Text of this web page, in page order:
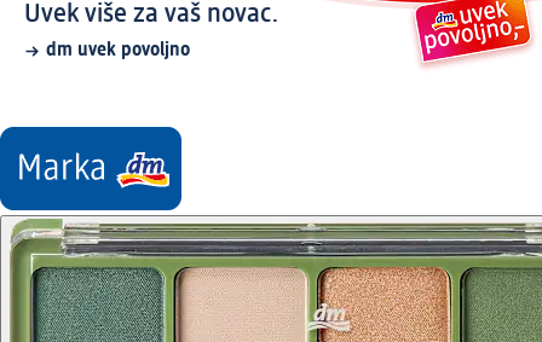
Uvek više za vaš novac.
dm uvek povoljno